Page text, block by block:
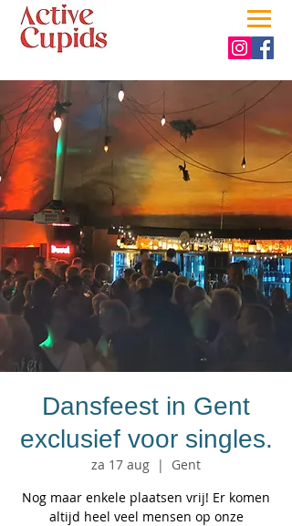
Dansfeest in Gent
exclusief voor singles.
za 17 aug
  |
Gent
Nog maar enkele plaatsen vrij! Er komen
altijd heel veel mensen op onze